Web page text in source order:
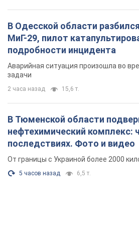
В Одесской области
МиГ-29, пилот
подробности инцидента
Аварийная ситуация произошла во
задачи
2 часа назад 15,6 т.
В Тюменской области
нефтехимический комплекс:
последствиях. Фото и видео
От границы с Украиной более 2000
5 часов назад 6,5 т.